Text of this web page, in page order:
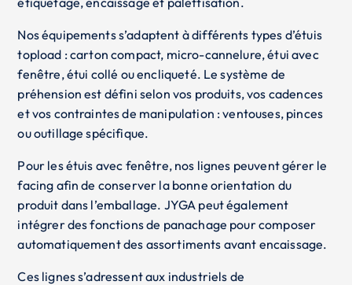
Nos équipements s’adaptent à différents types d’étuis
topload : carton compact, micro-cannelure, étui avec
fenêtre, étui collé ou encliqueté. Le système de
préhension est défini selon vos produits, vos cadences
et vos contraintes de manipulation : ventouses, pinces
ou outillage spécifique.
Pour les étuis avec fenêtre, nos lignes peuvent gérer le
facing afin de conserver la bonne orientation du
produit dans l’emballage. JYGA peut également
intégrer des fonctions de panachage pour composer
automatiquement des assortiments avant encaissage.
Ces lignes s’adressent aux industriels de